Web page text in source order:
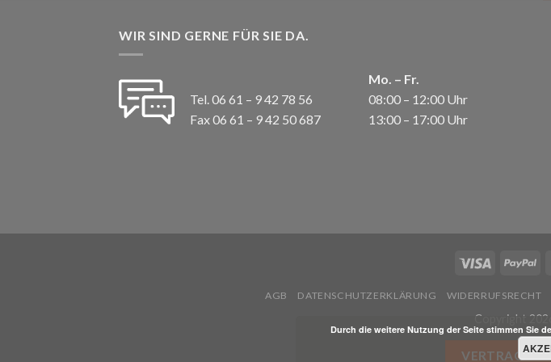
WIR SIND GERNE FÜR SIE DA.
Tel. 06 61 – 9 42 78 56
Fax 06 61 – 9 42 50 687
Mo. – Fr.
08:00 – 12:00 Uhr
13:00 – 17:00 Uhr
AGB DATENSCHUTZERKLÄRUNG WIDERRUFSRECHT
Copyright
VERTRAG
Durch die weitere Nutzung der Seite stimmen Sie